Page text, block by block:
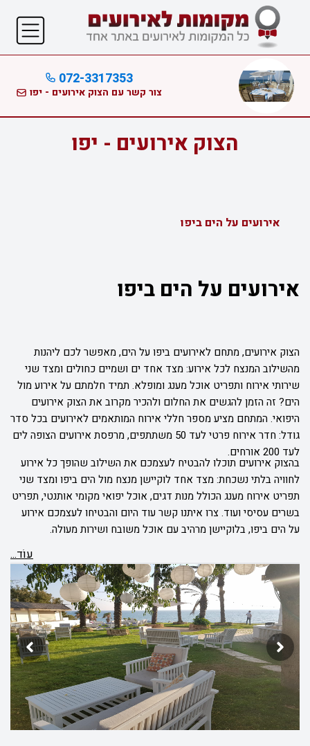
072-3317353
צור קשר עם הצוק אירועים - יפו
הצוק אירועים - יפו
אירועים על הים ביפו
אירועים על הים ביפו
הצוק אירועים, מתחם לאירועים ביפו על הים, מאפשר לכם ליהנות
מהשילוב המנצח לכל אירוע: מצד אחד ים ושמיים כחולים ומצד שני
שירותי אירוח ותפריט אוכל מענג ומופלא. תמיד חלמתם על אירוע מול
הים? זה הזמן להגשים את החלום ולהכיר מקרוב את הצוק אירועים
היפואי. המתחם מציע מספר חללי אירוח המותאמים לאירועים בכל סדר
גודל: חדר אירוח פרטי לעד 50 משתתפים, מרפסת אירועים הצופה לים
לעד 200 אורחים.
בהצוק אירועים תוכלו להבטיח לעצמכם את השילוב שהופך כל אירוע
לחוויה בלתי נשכחת: מצד אחד לוקיישן מנצח מול הים ביפו ומצד שני
תפריט אירוח מענג הכולל מנות דגים, אוכל יפואי מקומי אותנטי, תפריט
בשרים עסיסי ועוד. צרו איתנו קשר עוד היום והבטיחו לעצמכם אירוע
על הים ביפו, בלוקיישן מרהיב עם אוכל משובח ושירות מעולה.
עוֹד...